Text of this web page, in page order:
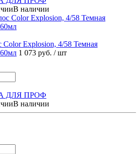
В наличии
Color Explosion, 4/58 Темная
1 073 руб. / шт
ДЛЯ ПРОФ
В наличии